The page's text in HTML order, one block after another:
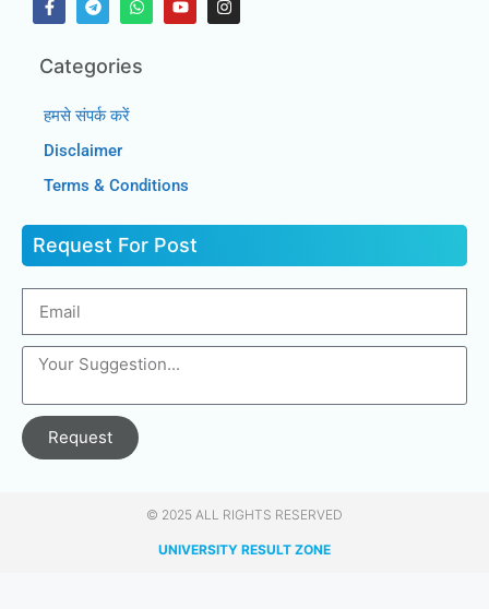
Categories
हमसे संपर्क करें
Disclaimer
Terms & Conditions
Request For Post
Request
© 2025 ALL RIGHTS RESERVED​
UNIVERSITY RESULT ZONE